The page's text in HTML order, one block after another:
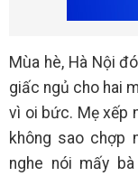
Mùa hè, Hà Nội
giấc ngủ cho hai
vì oi bức. Mẹ xếp
không sao chợp
nghe nói mấy